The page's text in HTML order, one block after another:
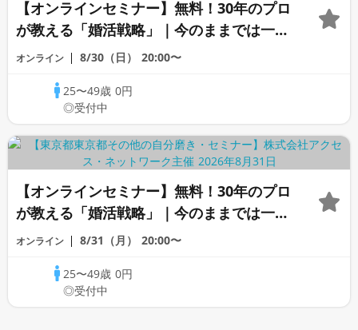
【オンラインセミナー】無料！30年のプロ
が教える「婚活戦略」｜今のままでは一生
変わらないと感じる男性へ
オンライン 8/30（日） 20:00〜
25〜49歳0円
◎受付中
【オンラインセミナー】無料！30年のプロ
が教える「婚活戦略」｜今のままでは一生
変わらないと感じる男性へ
オンライン 8/31（月） 20:00〜
25〜49歳0円
◎受付中